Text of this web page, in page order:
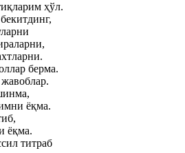
ҳўл.
берма.
ёқма.
ёқма.
титраб